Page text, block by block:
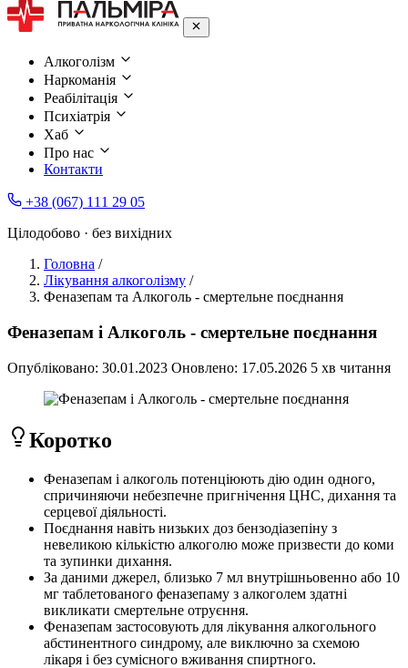
Алкоголізм
Наркоманія
Реабілітація
Психіатрія
Хаб
Про нас
Контакти
+38 (067) 111 29 05
Цілодобово · без вихідних
Головна /
Лікування алкоголізму /
Феназепам та Алкоголь - смертельне поєднання
Феназепам і Алкоголь - смертельне поєднання
Опубліковано: 30.01.2023 Оновлено: 17.05.2026 5 хв читання
Коротко
Феназепам і алкоголь потенціюють дію один одного,
спричиняючи небезпечне пригнічення ЦНС, дихання та
серцевої діяльності.
Поєднання навіть низьких доз бензодіазепіну з
невеликою кількістю алкоголю може призвести до коми
та зупинки дихання.
За даними джерел, близько 7 мл внутрішньовенно або 10
мг таблетованого феназепаму з алкоголем здатні
викликати смертельне отруєння.
Феназепам застосовують для лікування алкогольного
абстинентного синдрому, але виключно за схемою
лікаря і без сумісного вживання спиртного.